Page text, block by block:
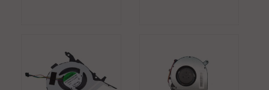
carrito